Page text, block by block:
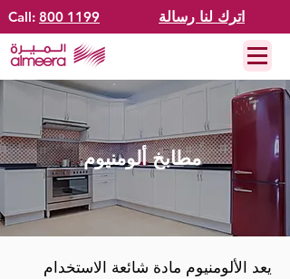
Call: 800 1199 اترك لنا رسالة
مطابخ ألومنيوم
يعد الألومنيوم مادة شائعة الاستخدام